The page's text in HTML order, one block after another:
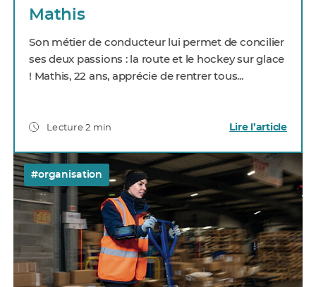
Mathis
Son métier de conducteur lui permet de concilier
ses deux passions : la route et le hockey sur glace
! Mathis, 22 ans, apprécie de rentrer tous...
Lecture 2 min Lire l’article
#organisation